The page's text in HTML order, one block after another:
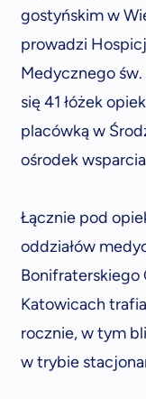
gostyńskim w
prowadzi
Medycznego
się 41 łóżek
placówką w
ośrodek
Łącznie pod
oddziałów
Bonifraterskiego
Katowicach
rocznie, w tym
w trybie